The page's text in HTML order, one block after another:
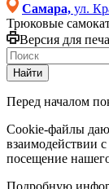
Самара, ул.
Трюковые
Версия для
Найти
Перед началом
Cookie-файлы
взаимодействии
посещение
Подробную